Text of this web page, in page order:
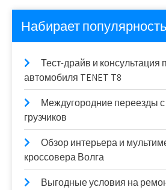
Набирает популярность
Тест-драйв и консультация
автомобиля TENET T8
Междугородние переезды с
грузчиков
Обзор интерьера и
кроссовера Волга
Выгодные условия на